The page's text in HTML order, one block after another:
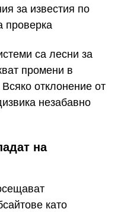
за известия по
проверка
са лесни за
промени в
отклонение от
незабавно
на
като